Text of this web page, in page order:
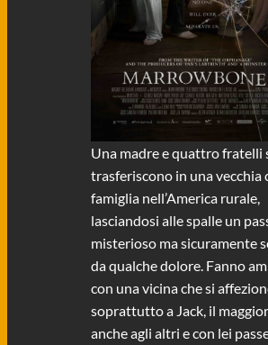
Una madre e quattro fratelli
trasferiscono in una vecchia
famiglia nell’America rurale,
lasciandosi alle spalle un
misterioso ma sicuramente
da qualche dolore. Fanno
con una vicina che si
soprattutto a Jack, il
anche agli altri e con lei